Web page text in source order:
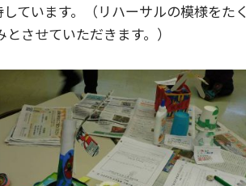
ています。（リハーサルの模様をたく
させていただきます。）